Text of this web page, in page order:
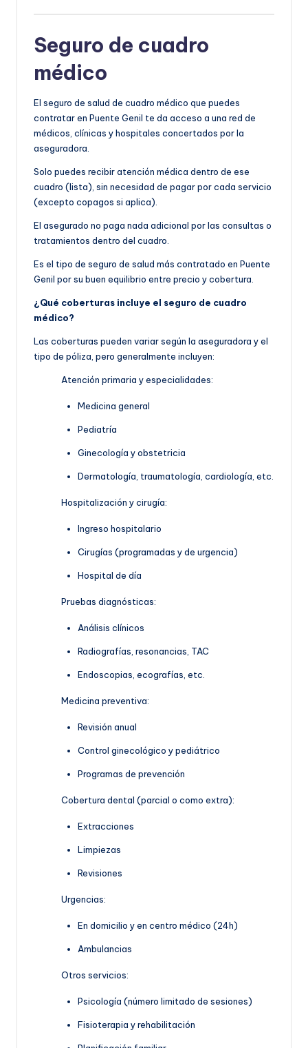
Seguro de cuadro
médico
El seguro de salud de cuadro médico que puedes
contratar en Puente Genil te da acceso a una red de
médicos, clínicas y hospitales concertados por la
aseguradora.
Solo puedes recibir atención médica dentro de ese
cuadro (lista), sin necesidad de pagar por cada servicio
(excepto copagos si aplica).
El asegurado no paga nada adicional por las consultas o
tratamientos dentro del cuadro.
Es el tipo de seguro de salud más contratado en Puente
Genil por su buen equilibrio entre precio y cobertura.
¿Qué coberturas incluye el seguro de cuadro
médico?
Las coberturas pueden variar según la aseguradora y el
tipo de póliza, pero generalmente incluyen:
Atención primaria y especialidades:
Medicina general
Pediatría
Ginecología y obstetricia
Dermatología, traumatología, cardiología, etc.
Hospitalización y cirugía:
Ingreso hospitalario
Cirugías (programadas y de urgencia)
Hospital de día
Pruebas diagnósticas:
Análisis clínicos
Radiografías, resonancias, TAC
Endoscopias, ecografías, etc.
Medicina preventiva:
Revisión anual
Control ginecológico y pediátrico
Programas de prevención
Cobertura dental (parcial o como extra):
Extracciones
Limpiezas
Revisiones
Urgencias:
En domicilio y en centro médico (24h)
Ambulancias
Otros servicios:
Psicología (número limitado de sesiones)
Fisioterapia y rehabilitación